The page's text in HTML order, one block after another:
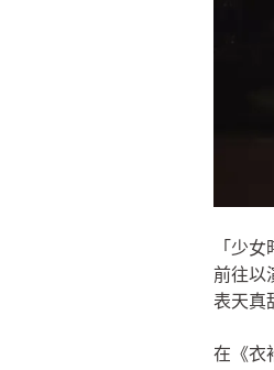
「少
前往以
表天真
在《衣